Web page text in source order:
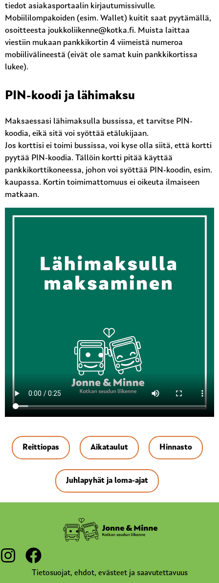
tiedot asiakasportaalin kirjautumissivulle.
Mobiililompakoiden (esim. Wallet) kuitit saat pyytämällä,
osoitteesta joukkoliikenne@kotka.fi. Muista laittaa
viestiin mukaan pankkikortin 4 viimeistä numeroa
mobiilivälineestä (eivät ole samat kuin pankkikortissa
lukee).
PIN-koodi ja lähimaksu
Maksaessasi lähimaksulla bussissa, et tarvitse PIN-
koodia, eikä sitä voi syöttää etälukijaan.
Jos korttisi ei toimi bussissa, voi kyse olla siitä, että kortti
pyytää PIN-koodia. Tällöin kortti pitää käyttää
pankkikorttikoneessa, johon voi syöttää PIN-koodin, esim.
kaupassa. Kortin toimimattomuus ei oikeuta ilmaiseen
matkaan.
Reittiopas Aikataulut Hinnasto
Juhlapyhät ja loma-ajat
Tietosuojat, ehdot, evästeet ja saavutettavuus